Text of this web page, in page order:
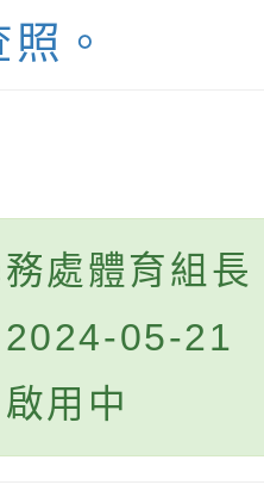
。
處體育組長
2024-05-21
用中